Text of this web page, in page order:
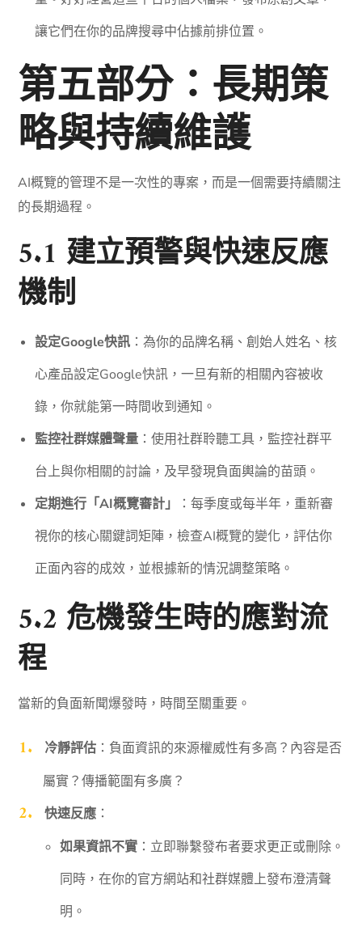
讓它們在你的品牌搜尋中佔據前排位置。
第五部分：長期策
略與持續維護
AI概覽的管理不是一次性的專案，而是一個需要持續關注
的長期過程。
5.1 建立預警與快速反應
機制
設定Google快訊 ：為你的品牌名稱、創始人姓名、核
心產品設定Google快訊，一旦有新的相關內容被收
錄，你就能第一時間收到通知。
監控社群媒體聲量 ：使用社群聆聽工具，監控社群平
台上與你相關的討論，及早發現負面輿論的苗頭。
定期進行「AI概覽審計」
：每季度或每半年，重新審
視你的核心關鍵詞矩陣，檢查AI概覽的變化，評估你
正面內容的成效，並根據新的情況調整策略。
5.2 危機發生時的應對流
程
當新的負面新聞爆發時，時間至關重要。
冷靜評估：負面資訊的來源權威性有多高？內容是否
屬實？傳播範圍有多廣？
快速反應：
如果資訊不實：立即聯繫發布者要求更正或刪除。
同時，在你的官方網站和社群媒體上發布澄清聲
明。